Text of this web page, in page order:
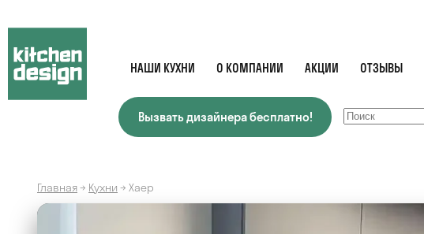
НАШИ КУХНИ О КОМПАНИИ АКЦИИ ОТЗЫВЫ
Вызвать дизайнера бесплатно!
Главная→ Кухни → Хаер